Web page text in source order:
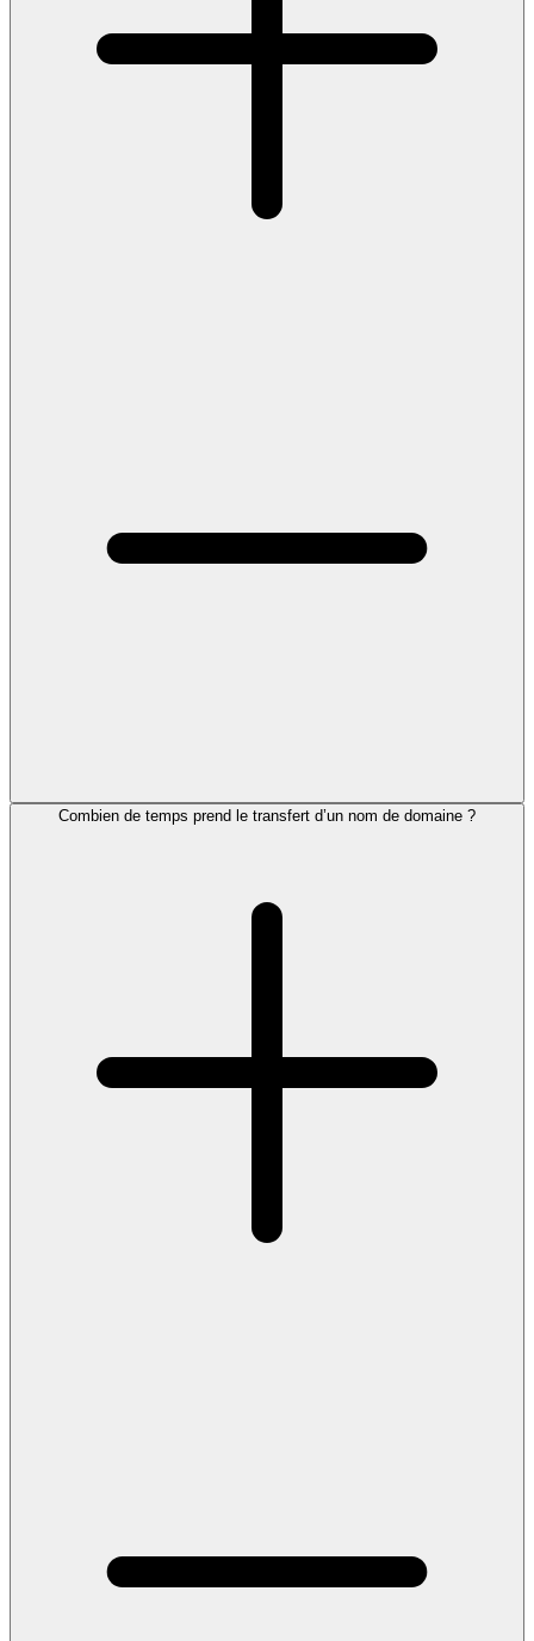
Combien de temps prend le transfert d’un nom de domaine ?